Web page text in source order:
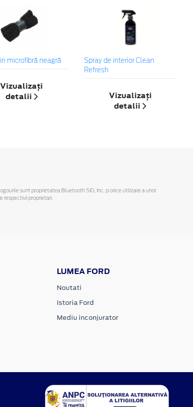
microfibră neagră
Vizualizați
detalii
Spray de interior Clean
Refresh
Vizualizați
detalii
sunt proprietatea Bluetooth SIG, Inc. și orice utilizare a unor
respectivii proprietari.
LUMEA FORD
Noutati
Istoria Ford
Mediu inconjurator